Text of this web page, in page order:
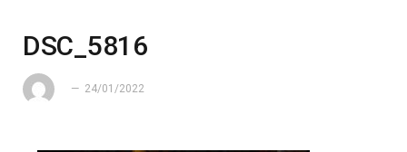
DSC_5816
24/01/2022